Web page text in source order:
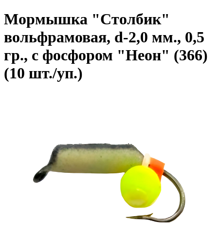
Мормышка "Столбик"
вольфрамовая, d-2,0 мм., 0,5
гр., с фосфором "Неон" (366)
(10 шт./уп.)